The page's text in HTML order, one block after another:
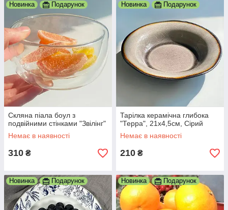
Новинка Подарунок
Скляна піала боул з
подвійними стінками "Звілінг"
Немає в наявності
310 ₴
Новинка Подарунок
Тарілка керамічна глибока
"Терра", 21x4,5см, Сірий
Немає в наявності
210 ₴
Новинка Подарунок Новинка Подарунок